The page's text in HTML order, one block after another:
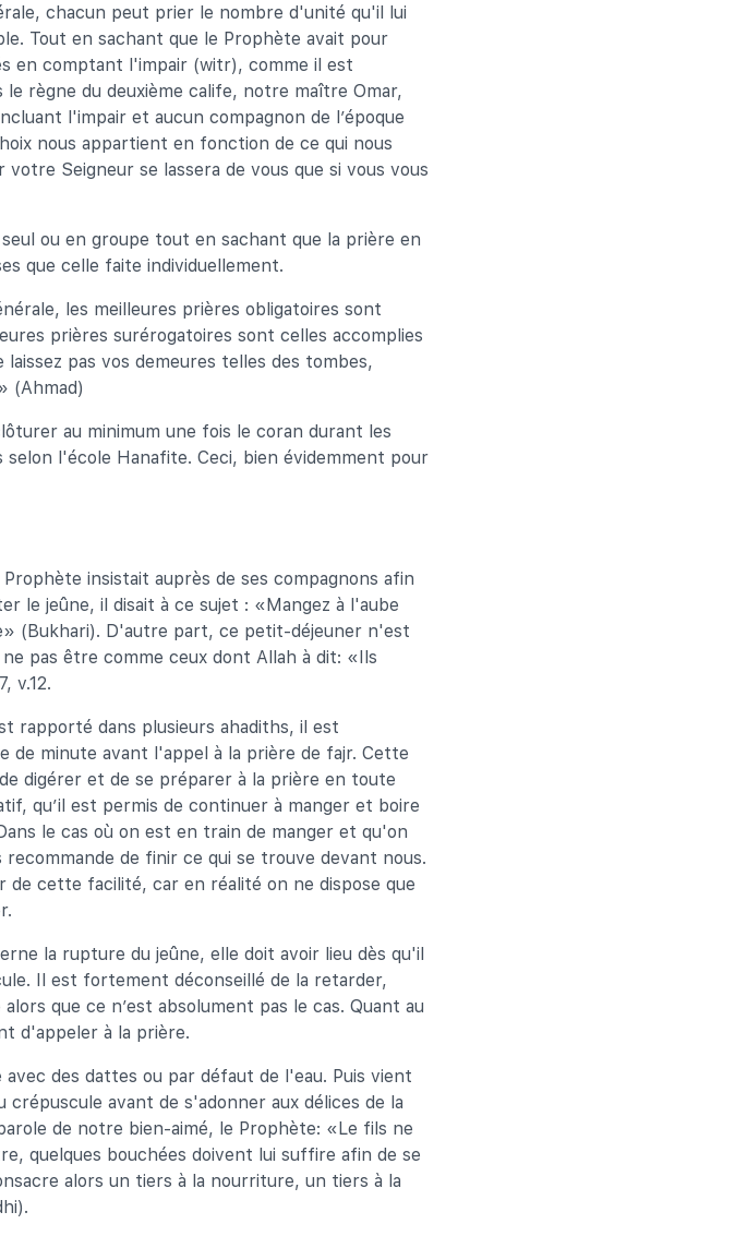
chacun peut prier le nombre d'unité qu'il lui
Tout en sachant que le Prophète avait pour
en comptant l'impair (witr), comme il est
règne du deuxième calife, notre maître Omar,
l'impair et aucun compagnon de l’époque
nous appartient en fonction de ce qui nous
Seigneur se lassera de vous que si vous vous
ou en groupe tout en sachant que la prière en
que celle faite individuellement.
les meilleures prières obligatoires sont
prières surérogatoires sont celles accomplies
pas vos demeures telles des tombes,
(Ahmad)
au minimum une fois le coran durant les
selon l'école Hanafite. Ceci, bien évidemment pour
Prophète insistait auprès de ses compagnons afin
le jeûne, il disait à ce sujet : «Mangez à l'aube
(Bukhari). D'autre part, ce petit-déjeuner n'est
pas être comme ceux dont Allah à dit: «Ils
v.12.
rapporté dans plusieurs ahadiths, il est
de minute avant l'appel à la prière de fajr. Cette
digérer et de se préparer à la prière en toute
qu’il est permis de continuer à manger et boire
le cas où on est en train de manger et qu'on
de finir ce qui se trouve devant nous.
de cette facilité, car en réalité on ne dispose que
la rupture du jeûne, elle doit avoir lieu dès qu'il
Il est fortement déconseillé de la retarder,
que ce n’est absolument pas le cas. Quant au
d'appeler à la prière.
avec des dattes ou par défaut de l'eau. Puis vient
crépuscule avant de s'adonner aux délices de la
de notre bien-aimé, le Prophète: «Le fils ne
quelques bouchées doivent lui suffire afin de se
alors un tiers à la nourriture, un tiers à la